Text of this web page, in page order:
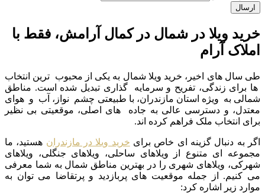
ارسال
خرید ویلا در شمال در کمال آرامش، فقط با
املاک آرام
طی سال های اخیر، خرید ویلا شمال به یکی از محبوب ترین انتخاب
ها برای زندگی، تفریح و سرمایه گذاری تبدیل شده است. مناطق
شمالی به ویژه استان مازندران، با طبیعتی چشم نواز، آب و هوای
معتدل، و دسترسی عالی به جاده های اصلی، موقعیتی بی نظیر
برای انتخاب ملک فراهم کرده اند.
اگر به دنبال گزینه ای خاص برای خرید ویلا در مازندران هستید، ما
مجموعه ای متنوع از ویلاهای ساحلی، ویلاهای جنگلی، ویلاهای
شهرکی، ویلاهای شهری را در بهترین مناطق شمال به شما معرفی
می کنیم. از جمله موقعیت های پربازدید و پرتقاضا می توان به
موارد زیر اشاره کرد: